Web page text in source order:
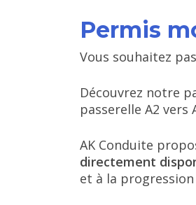
Permis
Vous souhaitez
Découvrez notre
passerelle A2 vers
AK Conduite
directement
et à la